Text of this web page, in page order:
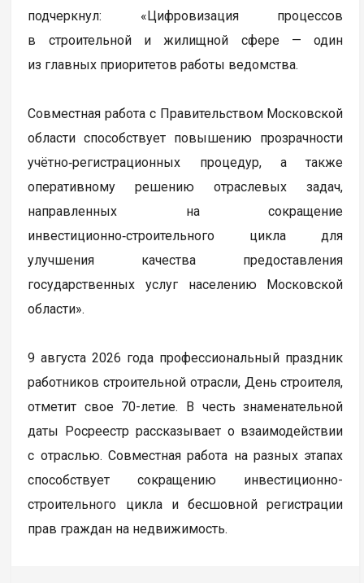
подчеркнул: «Цифровизация процессов
в строительной и жилищной сфере — один
из главных приоритетов работы ведомства.
Совместная работа с Правительством Московской
области способствует повышению прозрачности
учётно‑регистрационных процедур, а также
оперативному решению отраслевых задач,
направленных на сокращение
инвестиционно‑строительного цикла для
улучшения качества предоставления
государственных услуг населению Московской
области».
9 августа 2026 года профессиональный праздник
работников строительной отрасли, День строителя,
отметит свое 70-летие. В честь знаменательной
даты Росреестр рассказывает о взаимодействии
с отраслью. Совместная работа на разных этапах
способствует сокращению инвестиционно-
строительного цикла и бесшовной регистрации
прав граждан на недвижимость.